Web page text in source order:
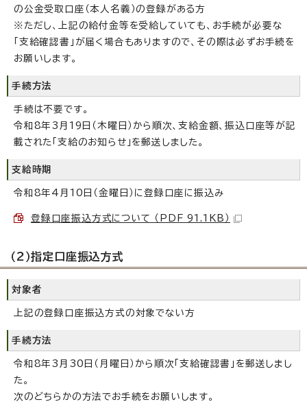
の公金受取口座（本人名義）の登録がある方
※ただし、上記の給付金等を受給していても、お手続が必要な
「支給確認書」が届く場合もありますので、その際は必ずお手続を
お願いします。
手続方法
手続は不要です。
令和8年3月19日（木曜日）から順次、支給金額、振込口座等が記
載された「支給のお知らせ」を郵送しました。
支給時期
令和8年4月10日（金曜日）に登録口座に振込み
登録口座振込方式について （PDF 91.1KB）
（2）指定口座振込方式
対象者
上記の登録口座振込方式の対象でない方
手続方法
令和8年3月30日（月曜日）から順次「支給確認書」を郵送しまし
た。
次のどちらかの方法でお手続をお願いします。